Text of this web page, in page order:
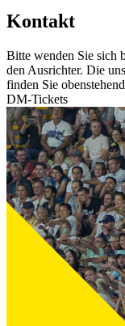
Kontakt
Bitte wenden Sie sich
den Ausrichter. Die
finden Sie
DM-Tickets